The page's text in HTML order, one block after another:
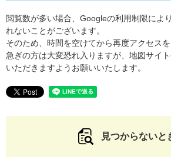
閲覧数が多い場合、Googleの利用制限によ
れないことがございます。
そのため、時間を空けてから再度アクセス
急ぎの方は大変恐れ入りますが、地図サイ
いただきますようお願いいたします。
見つからないと